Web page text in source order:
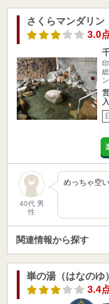
さくらマンダリ
3.0
40代 男
性
めっちゃ空い
関連情報から探す
崋の湯（はなのゆ）
3.4